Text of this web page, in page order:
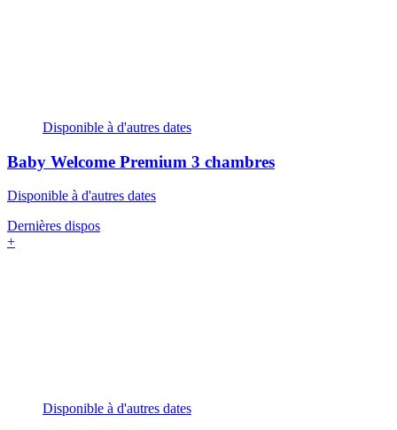
Disponible à d'autres dates
Baby Welcome Premium 3 chambres
Disponible à d'autres dates
Dernières dispos
+
Disponible à d'autres dates